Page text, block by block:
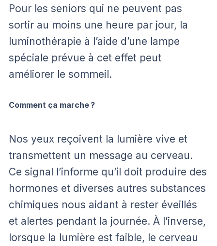
Pour les seniors qui ne peuvent pas
sortir au moins une heure par jour, la
luminothérapie à l’aide d’une lampe
spéciale prévue à cet effet peut
améliorer le sommeil.
Comment ça marche ?
Nos yeux reçoivent la lumière vive et
transmettent un message au cerveau.
Ce signal l’informe qu’il doit produire des
hormones et diverses autres substances
chimiques nous aidant à rester éveillés
et alertes pendant la journée. À l’inverse,
lorsque la lumière est faible, le cerveau